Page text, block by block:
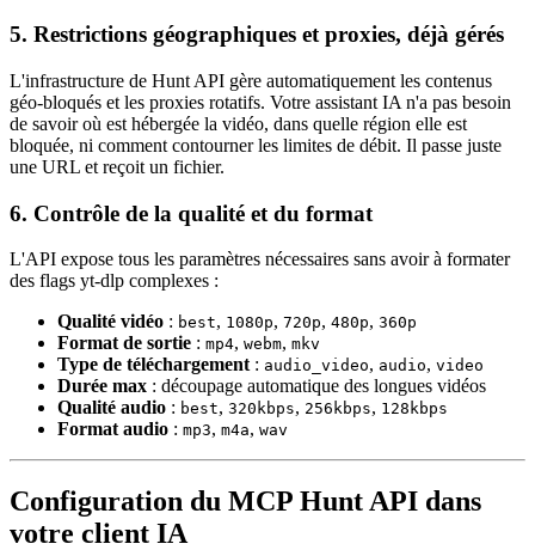
5. Restrictions géographiques et proxies, déjà gérés
L'infrastructure de Hunt API gère automatiquement les contenus
géo-bloqués et les proxies rotatifs. Votre assistant IA n'a pas besoin
de savoir où est hébergée la vidéo, dans quelle région elle est
bloquée, ni comment contourner les limites de débit. Il passe juste
une URL et reçoit un fichier.
6. Contrôle de la qualité et du format
L'API expose tous les paramètres nécessaires sans avoir à formater
des flags yt-dlp complexes :
Qualité vidéo : best, 1080p, 720p, 480p, 360p
Format de sortie : mp4, webm, mkv
Type de téléchargement : audio_video, audio, video
Durée max : découpage automatique des longues vidéos
Qualité audio : best, 320kbps, 256kbps, 128kbps
Format audio : mp3, m4a, wav
Configuration du MCP Hunt API dans
votre client IA